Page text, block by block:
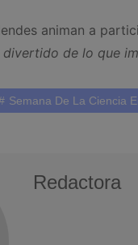
animan a
de lo que
Semana De La Ciencia
Redactora